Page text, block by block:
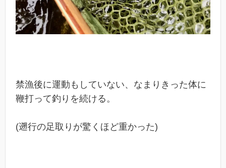
禁漁後に運動もしていない、なまりきった体に
鞭打って釣りを続ける。
(遡行の足取りが驚くほど重かった)